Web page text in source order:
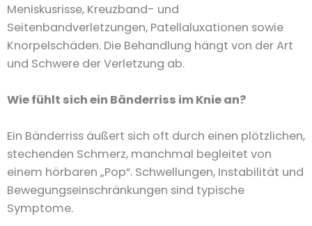
Meniskusrisse, Kreuzband- und
Seitenbandverletzungen, Patellaluxationen sowie
Knorpelschäden. Die Behandlung hängt von der Art
und Schwere der Verletzung ab.
Wie fühlt sich ein Bänderriss im Knie an?
Ein Bänderriss äußert sich oft durch einen plötzlichen,
stechenden Schmerz, manchmal begleitet von
einem hörbaren „Pop“. Schwellungen, Instabilität und
Bewegungseinschränkungen sind typische
Symptome.